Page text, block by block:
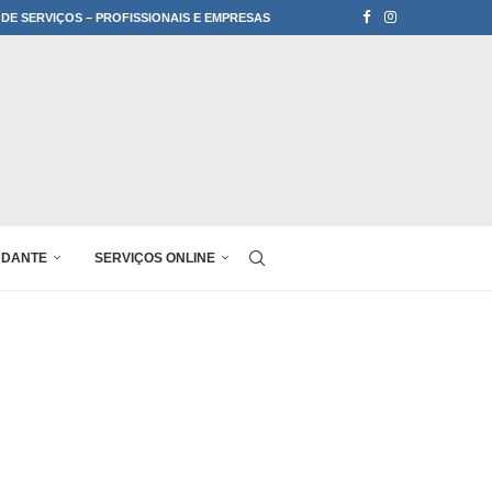
SERVIÇOS – PROFISSIONAIS E EMPRESAS
SERVIÇOS ONLINE